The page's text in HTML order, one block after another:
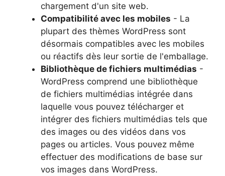
chargement d'un site web.
Compatibilité avec les mobiles - La
plupart des thèmes WordPress sont
désormais compatibles avec les mobiles
ou réactifs dès leur sortie de l'emballage.
Bibliothèque de fichiers multimédias -
WordPress comprend une bibliothèque
de fichiers multimédias intégrée dans
laquelle vous pouvez télécharger et
intégrer des fichiers multimédias tels que
des images ou des vidéos dans vos
pages ou articles. Vous pouvez même
effectuer des modifications de base sur
vos images dans WordPress.